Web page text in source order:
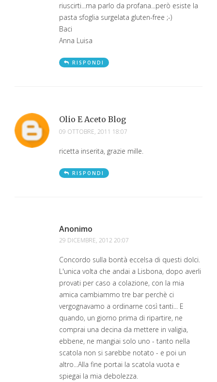
riuscirti...ma parlo da profana...però esiste la
pasta sfoglia surgelata gluten-free ;-)
Baci
Anna Luisa
RISPONDI
Olio E Aceto Blog
09 OTTOBRE, 2011 18:07
ricetta inserita, grazie mille.
RISPONDI
Anonimo
29 DICEMBRE, 2012 20:07
Concordo sulla bontà eccelsa di questi dolci.
L'unica volta che andai a Lisbona, dopo averli
provati per caso a colazione, con la mia
amica cambiammo tre bar perchè ci
vergognavamo a ordinarne così tanti... E
quando, un giorno prima di ripartire, ne
comprai una decina da mettere in valigia,
ebbene, ne mangiai solo uno - tanto nella
scatola non si sarebbe notato - e poi un
altro...Alla fine portai la scatola vuota e
spiegai la mia debolezza.